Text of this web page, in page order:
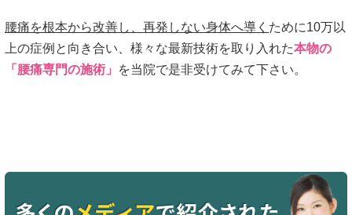
腰痛を根本から改善し、再発しない身体へ導く ために10万以
上の症例と向き合い、様々な最新技術を取り入れた本物の
「腰痛専門の施術」
を当院で是非受けてみて下さい。